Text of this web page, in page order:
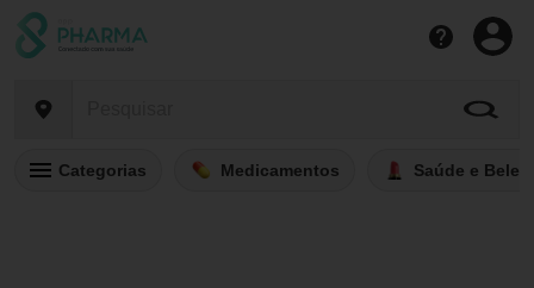
Categorias Medicamentos Saúde e